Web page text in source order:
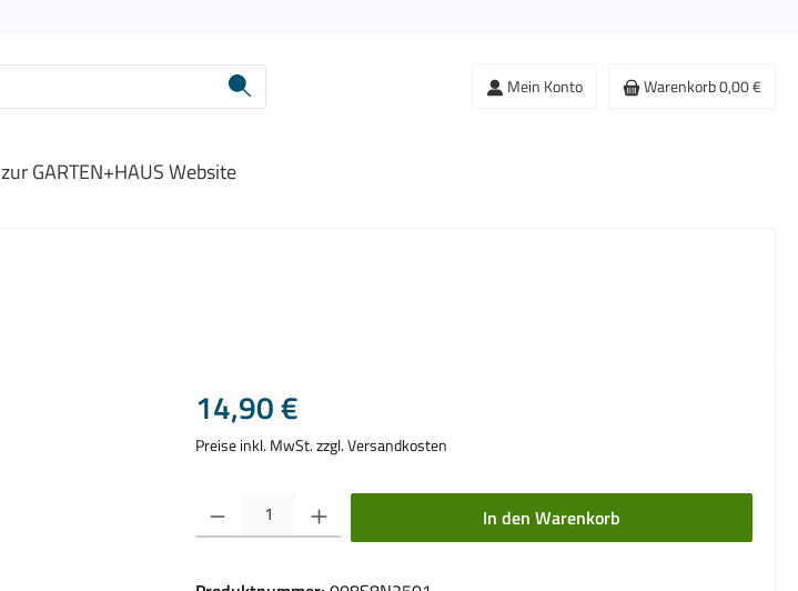
Mein Konto Warenkorb0,00 €
zur GARTEN+HAUS Website
Regulärer Preis:
14,90 €
Preise inkl. MwSt. zzgl. Versandkosten
Produkt Anzahl: Gib den gewünschten Wert ein oder benutze die Schaltflächen um die
In den Warenkorb